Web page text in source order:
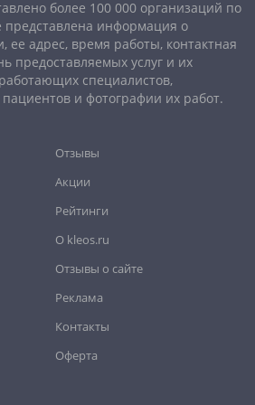
, Оренбург,Орск,Пенза,Пермь
Камчатский,Псков,Ростов-
,Самара,Саранск,Саратов
,Симферополь,Смоленск
Стерлитамак , Сургут
Хабаровск,
Шахты
более 100 000 организаций по
представлена информация о
ее адрес, время работы, контактная
предоставляемых услуг и их
специалистов,
и фотографии их работ.
Отзывы
Акции
Рейтинги
О kleos.ru
Отзывы о сайте
Реклама
Контакты
Оферта